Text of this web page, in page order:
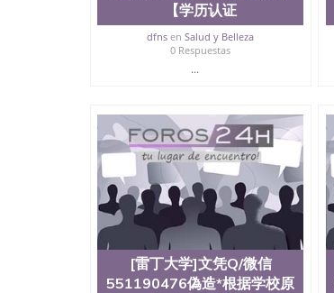
【学历认证
dfns enSalud y Belleza
0 Respuestas
...
[雷丁大学]文凭Q/微信
551190476偽造*根据学校原